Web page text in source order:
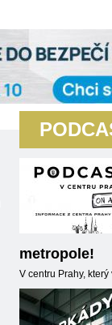
metropole!
V centru Prahy,